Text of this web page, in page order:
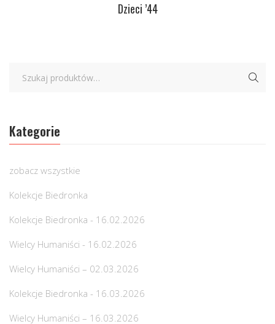
Dzieci ’44
Kategorie
zobacz wszystkie
Kolekcje Biedronka
Kolekcje Biedronka - 16.02.2026
Wielcy Humaniści - 16.02.2026
Wielcy Humaniści – 02.03.2026
Kolekcje Biedronka - 16.03.2026
Wielcy Humaniści – 16.03.2026